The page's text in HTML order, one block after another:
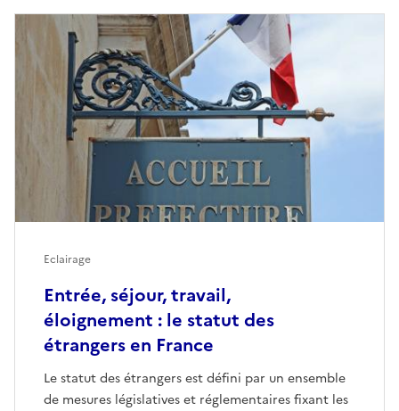
Entrée, séjour, travail,
éloignement : le statut des
étrangers en France
Le statut des étrangers est défini par un ensemble
de mesures législatives et réglementaires fixant les
Eclairage